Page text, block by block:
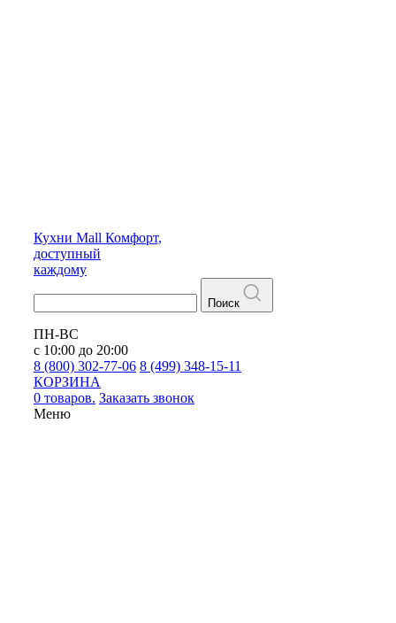
Кухни Mall Комфорт,
доступный
каждому
Поиск
ПН-ВС
с 10:00 до 20:00
8 (800) 302-77-06 8 (499) 348-15-11
КОРЗИНА
0 товаров. Заказать звонок
Меню